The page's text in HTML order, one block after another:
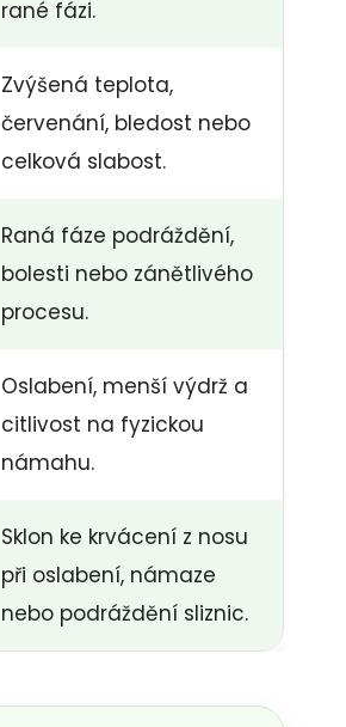
rané fázi.
Zvýšená teplota,
červenání, bledost nebo
celková slabost.
Raná fáze podráždění,
bolesti nebo zánětlivého
procesu.
Oslabení, menší výdrž a
citlivost na fyzickou
námahu.
Sklon ke krvácení z nosu
při oslabení, námaze
nebo podráždění sliznic.